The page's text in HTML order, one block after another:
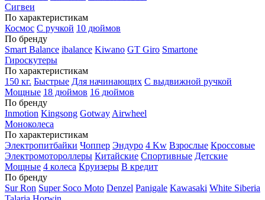
Сигвеи
По характеристикам
Космос С ручкой 10 дюймов
По бренду
Smart Balance ibalance Kiwano GT Giro Smartone
Гироскутеры
По характеристикам
150 кг. Быстрые Для начинающих С выдвижной ручкой
Мощные 18 дюймов 16 дюймов
По бренду
Inmotion Kingsong Gotway Airwheel
Моноколеса
По характеристикам
Электропитбайки Чоппер Эндуро 4 Kw Взрослые Кроссовые
Электромотороллеры Китайские Спортивные Детские
Мощные 4 колеса Круизеры В кредит
По бренду
Sur Ron Super Soco Moto Denzel Panigale Kawasaki White Siberia